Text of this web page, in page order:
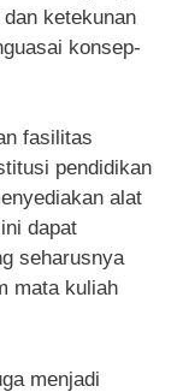
ketekunan
konsep-
fasilitas
pendidikan
alat
dapat
seharusnya
mata kuliah
menjadi